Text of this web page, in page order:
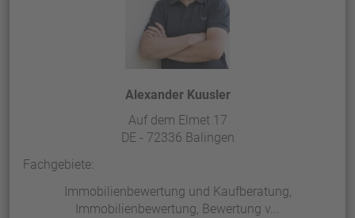
Alexander Kuusler
Auf dem Elmet 17
DE - 72336 Balingen
Fachgebiete:
Immobilienbewertung und Kaufberatung,
Immobilienbewertung, Bewertung v...